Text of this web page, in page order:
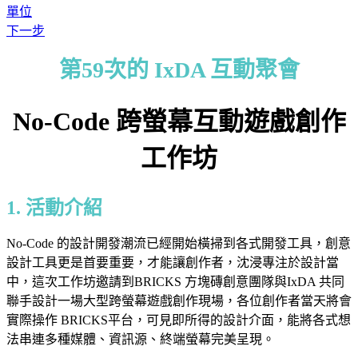
單位
下一步
第59次的 IxDA 互動聚會
No-Code 跨螢幕互動遊戲創作
工作坊
1. 活動介紹
No-Code 的設計開發潮流已經開始橫掃到各式開發工具，創意
設計工具更是首要重要，才能讓創作者，沈浸專注於設計當
中，這次工作坊邀請到BRICKS 方塊磚創意團隊與IxDA 共同
聯手設計一場大型跨螢幕遊戲創作現場，各位創作者當天將會
實際操作 BRICKS平台，可見即所得的設計介面，能將各式想
法串連多種媒體、資訊源、終端螢幕完美呈現。